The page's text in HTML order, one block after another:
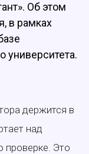
Об этом
в рамках
университета.
держится в
над
проверке. Это